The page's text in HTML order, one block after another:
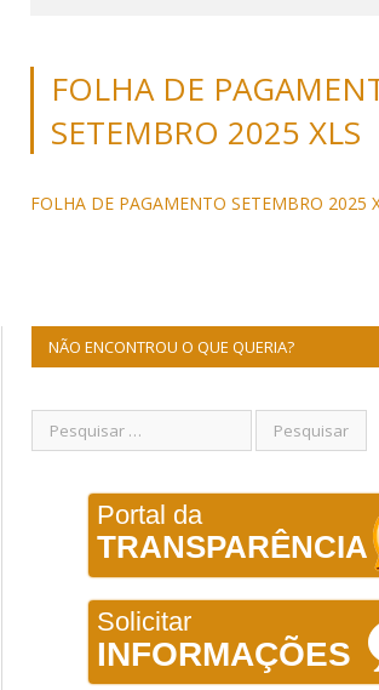
FOLHA DE
SETEMBRO 2025 XLS
FOLHA DE PAGAMENTO SETEMBRO 2025
NÃO ENCONTROU O QUE QUERIA?
Portal da
TRANSPARÊNCIA
Solicitar
INFORMAÇÕES